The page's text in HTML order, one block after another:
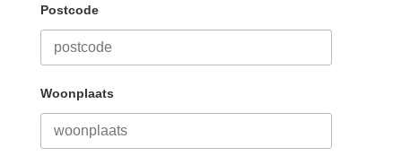
Postcode
Woonplaats